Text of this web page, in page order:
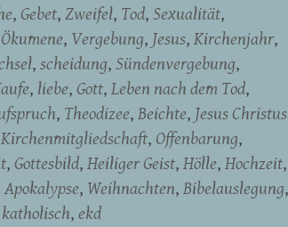
Gebet Zweifel Tod Sexualität
Ökumene Vergebung Jesus Kirchenjahr
scheidung Sündenvergebung
liebe Gott Leben nach dem Tod
Theodizee Beichte Jesus Christus
Kirchenmitgliedschaft Offenbarung
Gottesbild Heiliger Geist Hölle Hochzeit
Apokalypse Weihnachten Bibelauslegung
katholisch ekd